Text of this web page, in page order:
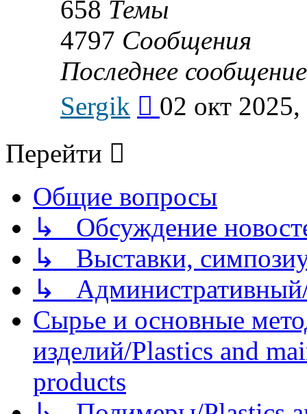
658 Темы
4797 Сообщения
Последнее сообщение
Sergik
последнему
02 окт
Перейти
Общие вопросы
↳ Обсуждение
↳ Выставки,
↳
Сырье и основные
изделий/Plastics and
products